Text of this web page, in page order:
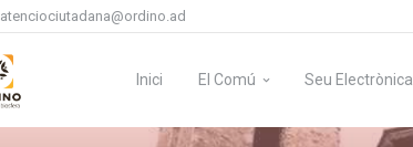
atenciociutadana@ordino.ad
Inici El Comú Seu Electrònica